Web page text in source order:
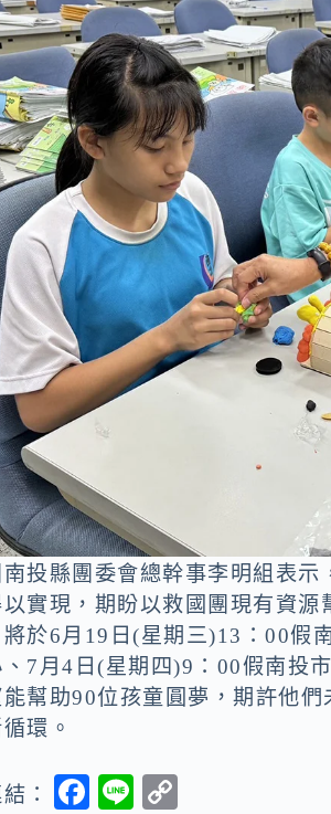
投縣團委會總幹事李明組表
實現，期盼以救國團現有資
於6月19日(星期三)13：00假
7月4日(星期四)9：00假南投
幫助90位孩童圓夢，期許他
環。
：
F
Li